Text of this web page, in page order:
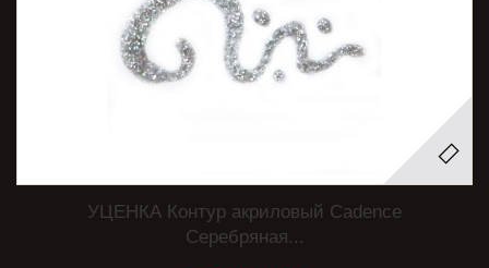
УЦЕНКА Контур акриловый Cadence
Серебряная...